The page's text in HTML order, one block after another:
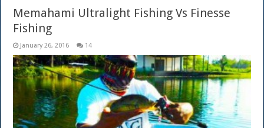
Memahami Ultralight Fishing Vs Finesse
Fishing
January 26, 2016 14